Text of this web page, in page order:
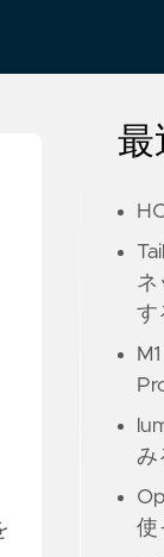
最
ネ
す
み
使